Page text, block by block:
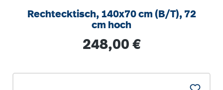
Rechtecktisch, 140x70 cm (B/T), 72
cm hoch
Regulärer Preis:
248,00 €